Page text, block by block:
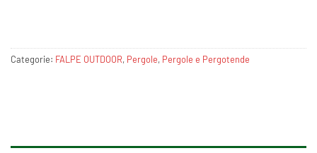
Categorie: FALPE OUTDOOR, Pergole, Pergole e Pergotende